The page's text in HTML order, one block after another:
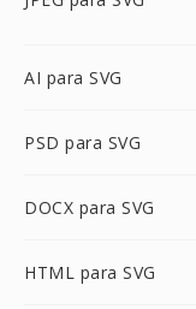
AI para SVG
PSD para SVG
DOCX para SVG
HTML para SVG